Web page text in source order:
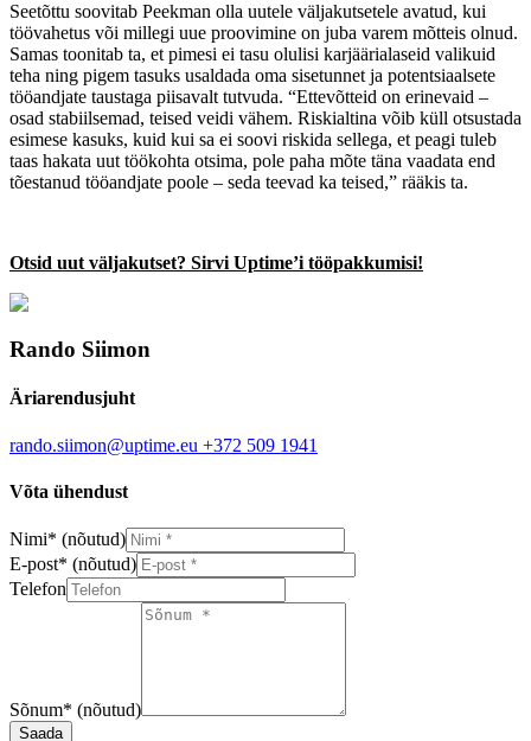
Seetõttu soovitab Peekman olla uutele väljakutsetele avatud, kui
töövahetus või millegi uue proovimine on juba varem mõtteis olnud.
Samas toonitab ta, et pimesi ei tasu olulisi karjäärialaseid valikuid
teha ning pigem tasuks usaldada oma sisetunnet ja potentsiaalsete
tööandjate taustaga piisavalt tutvuda. “Ettevõtteid on erinevaid –
osad stabiilsemad, teised veidi vähem. Riskialtina võib küll otsustada
esimese kasuks, kuid kui sa ei soovi riskida sellega, et peagi tuleb
taas hakata uut töökohta otsima, pole paha mõte täna vaadata end
tõestanud tööandjate poole – seda teevad ka teised,” rääkis ta.
Otsid uut väljakutset? Sirvi Uptime’i tööpakkumisi!
Rando Siimon
Äriarendusjuht
rando.siimon@uptime.eu +372 509 1941
Võta ühendust
Nimi* (nõutud)
E-post* (nõutud)
Telefon
Sõnum* (nõutud)
Saada